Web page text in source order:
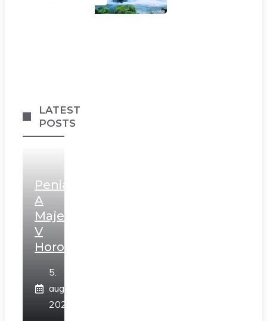
LATEST
POSTS
Peniaze
A
Majetok
V
Horoskope
5.
augusta
2026